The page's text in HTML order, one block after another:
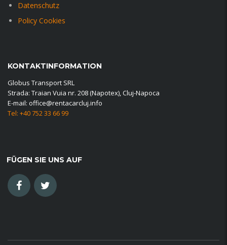
Datenschutz
Policy Cookies
KONTAKTINFORMATION
Globus Transport SRL
Strada: Traian Vuia nr. 208 (Napotex), Cluj-Napoca
E-mail: office@rentacarcluj.info
Tel: +40 752 33 66 99
FÜGEN SIE UNS AUF